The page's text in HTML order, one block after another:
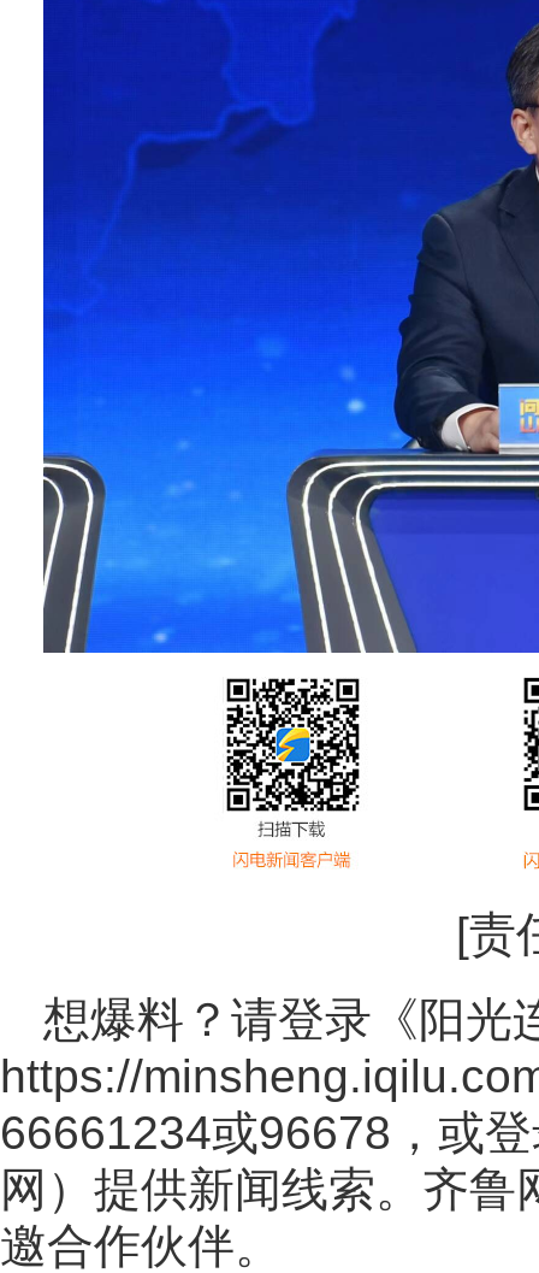
[责
想爆料？请登录《阳光
https://
66661234或96678，或
网 ）提供新闻线索。齐鲁
邀合作伙伴。